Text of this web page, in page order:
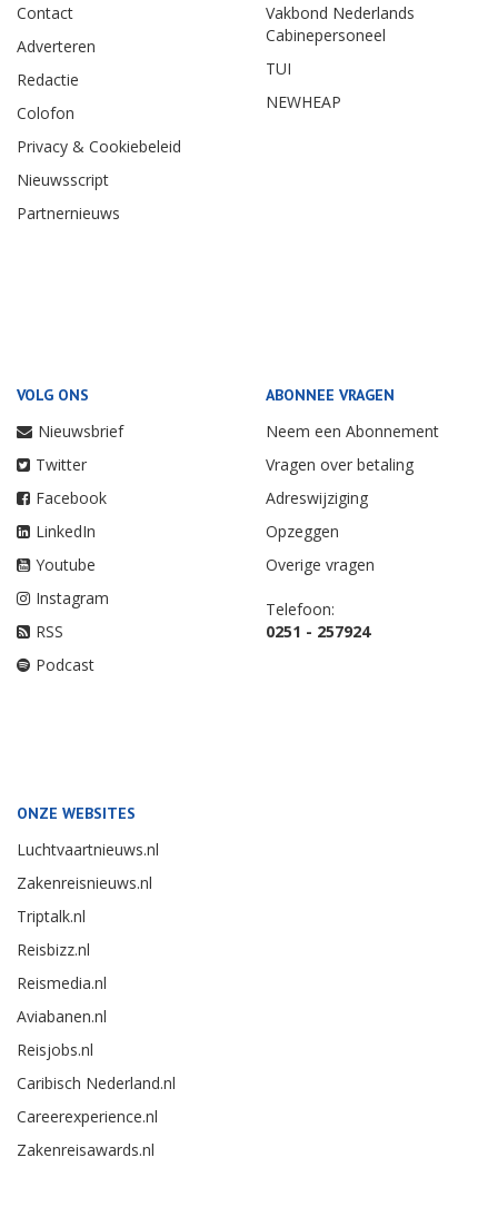
Contact
Adverteren
Redactie
Colofon
Privacy & Cookiebeleid
Nieuwsscript
Partnernieuws
Vakbond Nederlands
Cabinepersoneel
TUI
NEWHEAP
VOLG ONS
Nieuwsbrief
Twitter
Facebook
LinkedIn
Youtube
Instagram
RSS
Podcast
ABONNEE VRAGEN
Neem een Abonnement
Vragen over betaling
Adreswijziging
Opzeggen
Overige vragen
Telefoon:
0251 - 257924
ONZE WEBSITES
Luchtvaartnieuws.nl
Zakenreisnieuws.nl
Triptalk.nl
Reisbizz.nl
Reismedia.nl
Aviabanen.nl
Reisjobs.nl
Caribisch Nederland.nl
Careerexperience.nl
Zakenreisawards.nl